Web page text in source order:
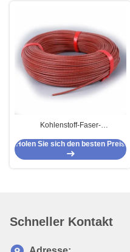
Kohlenstoff-Faser-
12V 24V 36V 48V für
Gesundheitswesen-Ausrüstung
Holen Sie sich den besten Preis
Schneller Kontakt